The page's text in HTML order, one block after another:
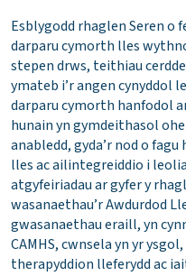
Esblygodd rhaglen Seren o
darparu cymorth lles
stepen drws, teithiau
ymateb i’r angen cynyddol
darparu cymorth hanfodol
hunain yn gymdeithasol
anabledd, gyda’r nod o
lles ac ailintegreiddio i
atgyfeiriadau ar gyfer y
wasanaethau’r Awdurdod
gwasanaethau eraill, yn
CAMHS, cwnsela yn yr
therapyddion lleferydd ac